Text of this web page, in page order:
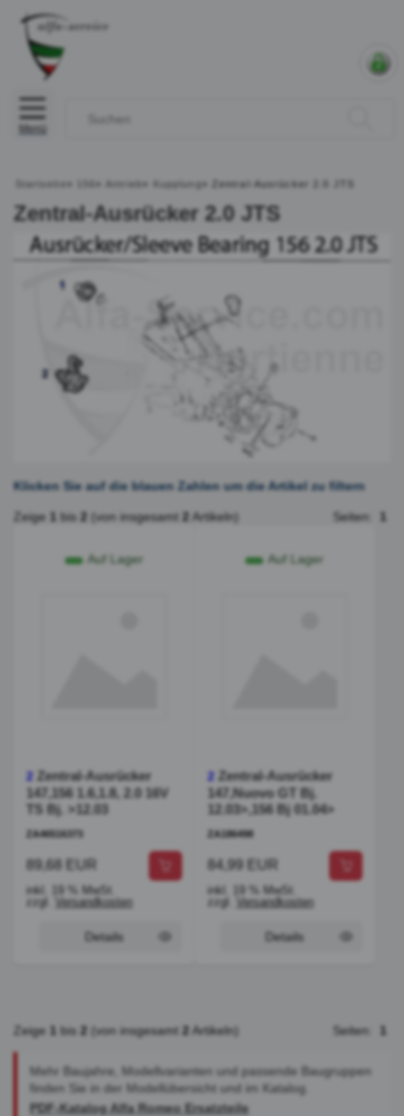
Menü
Startseite » » Antrieb » Kupplung» Zentral-Ausrücker 2.0 JTS
Zentral-Ausrücker 2.0 JTS
Klicken Sie auf die blauen Zahlen um die Artikel zu filtern
Zeige 1 bis 2 (von insgesamt 2 Artikeln) Seiten: 1
Auf Lager
2
Zentral-Ausrücker
147,156 1.6,1.8, 2.0 16V
TS Bj. >12.03
ZA46516373
89,68 EUR
inkl. 19 % MwSt.
zzgl.
Versandkosten
Details
Auf Lager
2Zentral-Ausrücker
147,Nuovo GT Bj.
12.03>,156 Bj 01.04>
ZA186498
84,99 EUR
inkl. 19 % MwSt.
zzgl.
Versandkosten
Details
Zeige 1 bis 2 (von insgesamt 2 Artikeln) Seiten: 1
Mehr Baujahre, Modellvarianten und passende Baugruppen
finden Sie in der Modellübersicht und im Katalog.
PDF-Katalog Alfa Romeo Ersatzteile